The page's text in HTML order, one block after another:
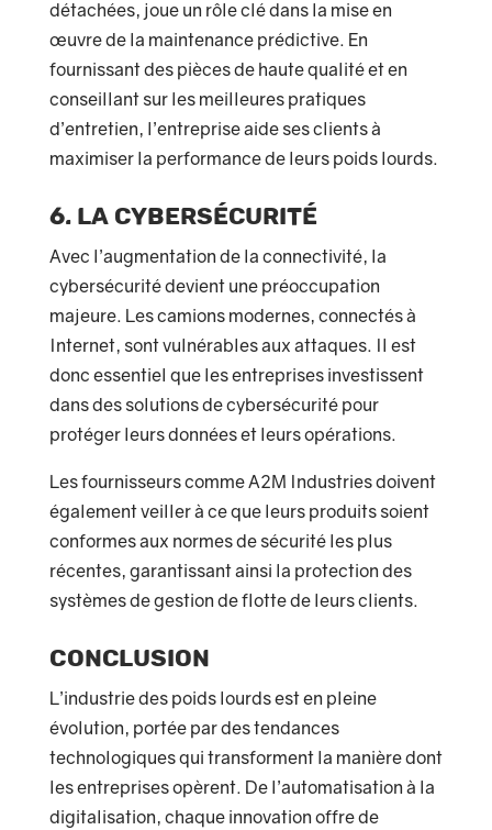
détachées, joue un rôle clé dans la mise en
œuvre de la maintenance prédictive. En
fournissant des pièces de haute qualité et en
conseillant sur les meilleures pratiques
d’entretien, l’entreprise aide ses clients à
maximiser la performance de leurs poids lourds.
6. La cybersécurité
Avec l’augmentation de la connectivité, la
cybersécurité devient une préoccupation
majeure. Les camions modernes, connectés à
Internet, sont vulnérables aux attaques. Il est
donc essentiel que les entreprises investissent
dans des solutions de cybersécurité pour
protéger leurs données et leurs opérations.
Les fournisseurs comme A2M Industries doivent
également veiller à ce que leurs produits soient
conformes aux normes de sécurité les plus
récentes, garantissant ainsi la protection des
systèmes de gestion de flotte de leurs clients.
Conclusion
L’industrie des poids lourds est en pleine
évolution, portée par des tendances
technologiques qui transforment la manière dont
les entreprises opèrent. De l’automatisation à la
digitalisation, chaque innovation offre de